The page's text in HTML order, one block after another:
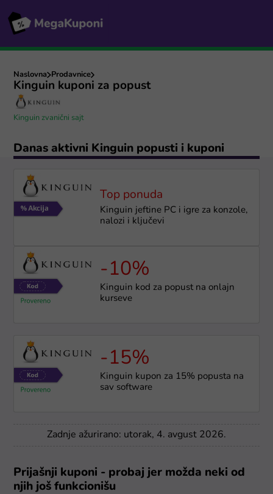
Naslovna Prodavnice
Kinguin kuponi za popust
Kinguin zvanični sajt
Danas aktivni Kinguin popusti i kuponi
Top ponuda
Kinguin jeftine PC i igre za konzole,
nalozi i ključevi
-10%
Kinguin kod za popust na onlajn
kurseve
-15%
Kinguin kupon za 15% popusta na
sav software
Zadnje ažurirano: utorak, 4. avgust 2026.
Prijašnji kuponi - probaj jer možda neki od
njih još funkcionišu